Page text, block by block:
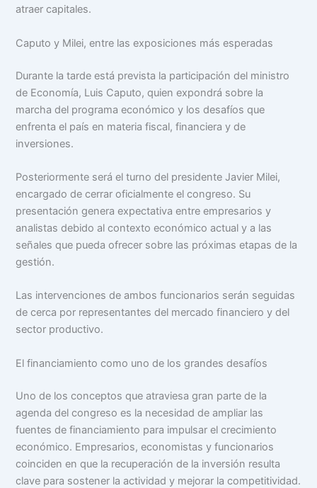
atraer capitales.
Caputo y Milei, entre las exposiciones más esperadas
Durante la tarde está prevista la participación del ministro
de Economía, Luis Caputo, quien expondrá sobre la
marcha del programa económico y los desafíos que
enfrenta el país en materia fiscal, financiera y de
inversiones.
Posteriormente será el turno del presidente Javier Milei,
encargado de cerrar oficialmente el congreso. Su
presentación genera expectativa entre empresarios y
analistas debido al contexto económico actual y a las
señales que pueda ofrecer sobre las próximas etapas de la
gestión.
Las intervenciones de ambos funcionarios serán seguidas
de cerca por representantes del mercado financiero y del
sector productivo.
El financiamiento como uno de los grandes desafíos
Uno de los conceptos que atraviesa gran parte de la
agenda del congreso es la necesidad de ampliar las
fuentes de financiamiento para impulsar el crecimiento
económico. Empresarios, economistas y funcionarios
coinciden en que la recuperación de la inversión resulta
clave para sostener la actividad y mejorar la competitividad.